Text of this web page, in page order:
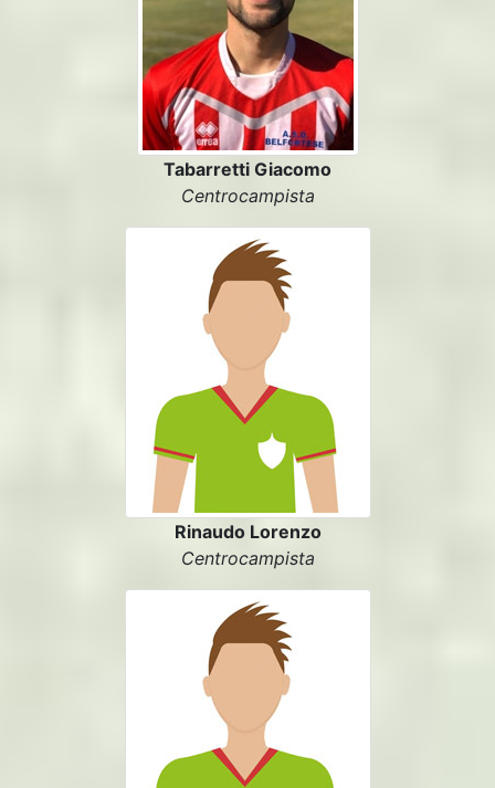
Tabarretti Giacomo
Centrocampista
Rinaudo Lorenzo
Centrocampista